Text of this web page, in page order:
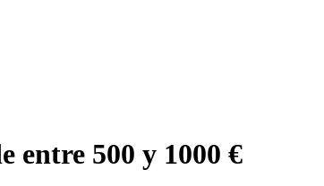
entre 500 y 1000 €